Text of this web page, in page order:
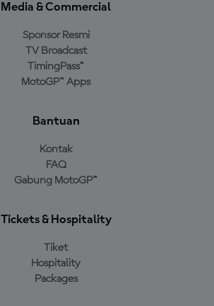
Media & Commercial
Sponsor Resmi
TV Broadcast
TimingPass™
MotoGP™ Apps
Bantuan
Kontak
FAQ
Gabung MotoGP™
Tickets & Hospitality
Tiket
Hospitality
Packages